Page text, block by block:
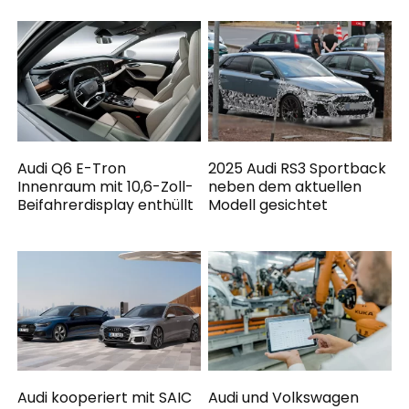
Audi Q6 E-Tron
Innenraum mit 10,6-Zoll-
Beifahrerdisplay enthüllt
2025 Audi RS3 Sportback
neben dem aktuellen
Modell gesichtet
Audi kooperiert mit SAIC
Audi und Volkswagen